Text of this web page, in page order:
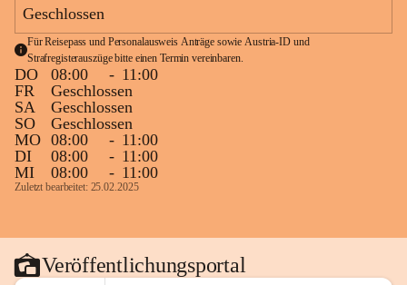
Geschlossen
Für Reisepass und Personalausweis Anträge sowie Austria-ID und
Strafregisterauszüge bitte einen Termin vereinbaren.
DO 08:00 - 11:00
FR
Geschlossen
SA
Geschlossen
SO
Geschlossen
MO 08:00 - 11:00
DI
08:00 - 11:00
MI
08:00 - 11:00
Zuletzt bearbeitet: 25.02.2025
Veröffentlichungsportal